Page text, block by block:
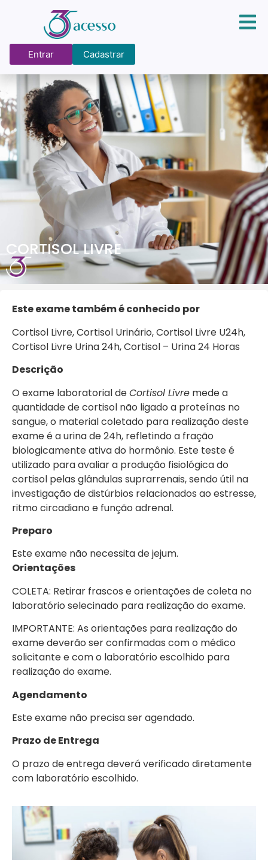
Entrar Cadastrar
CORTISOL LIVRE
Este exame também é conhecido por
Cortisol Livre, Cortisol Urinário, Cortisol Livre U24h,
Cortisol Livre Urina 24h, Cortisol – Urina 24 Horas
Descrição
O exame laboratorial deCortisol Livre mede a
quantidade de cortisol não ligado a proteínas no
sangue, o material coletado para realização deste
exame é a urina de 24h, refletindo a fração
biologicamente ativa do hormônio. Este teste é
utilizado para avaliar a produção fisiológica do
cortisol pelas glândulas suprarrenais, sendo útil na
investigação de distúrbios relacionados ao estresse,
ritmo circadiano e função adrenal.
Preparo
Este exame não necessita de jejum.
Orientações
COLETA: Retirar frascos e orientações de coleta no
laboratório selecinado para realização do exame.
IMPORTANTE: As orientações para realização do
exame deverão ser confirmadas com o médico
solicitante e com o laboratório escolhido para
realização do exame.
Agendamento
Este exame não precisa ser agendado.
Prazo de Entrega
O prazo de entrega deverá verificado diretamente
com laboratório escolhido.